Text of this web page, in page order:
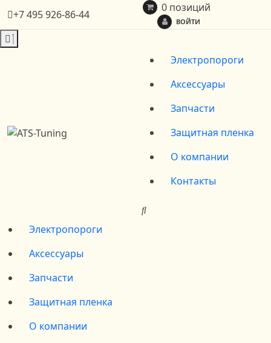
+7 495 926-86-44
0 позиций
ВОЙТИ
Электропороги
Аксессуары
Запчасти
Защитная пленка
О компании
Контакты
Электропороги
Аксессуары
Запчасти
Защитная пленка
О компании